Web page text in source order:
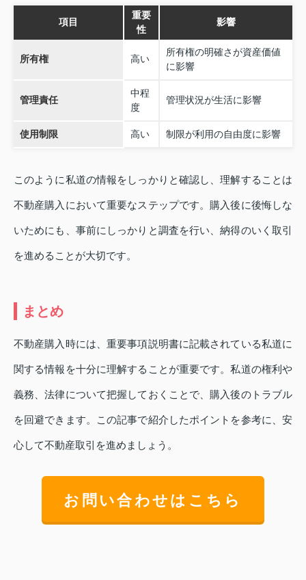
項目
重要
性
影響
所有権 高い
所有権の明確さが資産価値
に影響
管理責任
中程
度
管理状況が生活に影響
使用制限 高い 制限が利用の自由度に影響
このように私道の情報をしっかりと確認し、理解することは
不動産購入において重要なステップです。購入後に後悔しな
いためにも、事前にしっかりと調査を行い、納得のいく取引
を進めることが大切です。
まとめ
不動産購入時には、重要事項説明書に記載されている私道に
関する情報を十分に理解することが重要です。私道の権利や
義務、法律について把握しておくことで、購入後のトラブル
を回避できます。この記事で紹介したポイントを参考に、安
心して不動産取引を進めましょう。
お問い合わせはこちら